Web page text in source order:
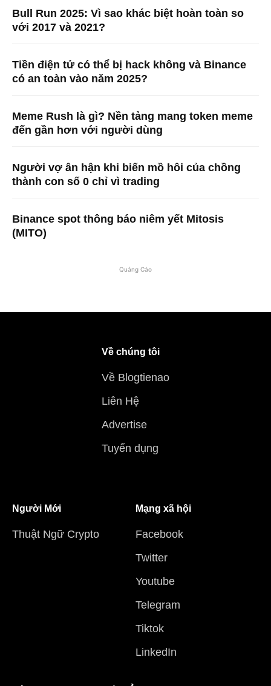
Bull Run 2025: Vì sao khác biệt hoàn toàn so
với 2017 và 2021?
Tiền điện tử có thể bị hack không và Binance
có an toàn vào năm 2025?
Meme Rush là gì? Nền tảng mang token meme
đến gần hơn với người dùng
Người vợ ân hận khi biến mồ hôi của chồng
thành con số 0 chỉ vì trading
Binance spot thông báo niêm yết Mitosis
(MITO)
Quảng Cáo
Về chúng tôi
Về Blogtienao
Liên Hệ
Advertise
Tuyển dụng
Người Mới
Thuật Ngữ Crypto
Mạng xã hội
Facebook
Twitter
Youtube
Telegram
Tiktok
LinkedIn